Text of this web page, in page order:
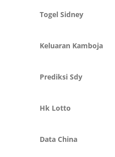
Togel Sidney
Keluaran Kamboja
Prediksi Sdy
Hk Lotto
Data China